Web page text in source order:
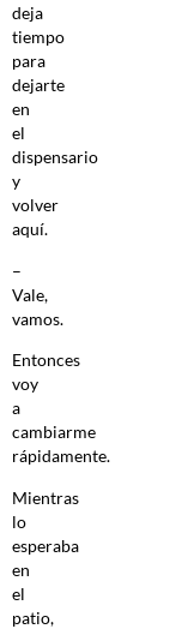
deja
tiempo
para
dejarte
en
el
dispensario
y
volver
aquí.
–
Vale,
vamos.
Entonces
voy
a
cambiarme
rápidamente.
Mientras
lo
esperaba
en
el
patio,